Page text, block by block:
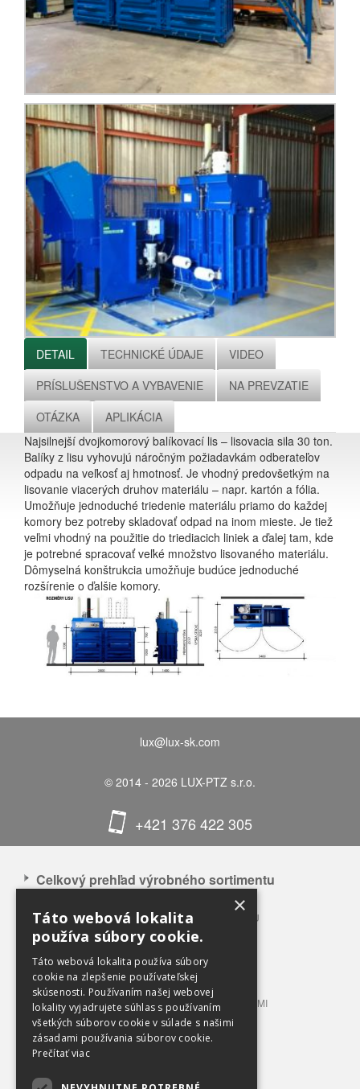
DETAIL TECHNICKÉ ÚDAJE
VIDEO
PRÍSLUŠENSTVO A VYBAVENIE
NA PREVZATIE
OTÁZKA
APLIKÁCIA
Najsilnejší dvojkomorový balíkovací lis – lisovacia sila 30 ton.
Balíky z lisu vyhovujú náročným požiadavkám odberateľov
odpadu na veľkosť aj hmotnosť. Je vhodný predovšetkým na
lisovanie viacerých druhov materiálu – napr. kartón a fólia.
Umožňuje jednoduché triedenie materiálu priamo do každej
komory bez potreby skladovať odpad na inom mieste. Je tiež
veľmi vhodný na použitie do triediacich liniek a ďalej tam, kde
je potrebné spracovať veľké množstvo lisovaného materiálu.
Dômyselná konštrukcia umožňuje budúce jednoduché
rozšírenie o ďalšie komory.
lux@lux-sk.com
© 2014 - 2026 LUX-PTZ s.r.o.
+421 376 422 305
Celkový prehľad výrobného sortimentu
CELKOVÝ PREHĽAD VÝROBNÉHO SORTIMENTU
BALÍKOVACIE LISY 3 – 12 T TLAKU
LISOVACIE KONTAJNERY
STACIONÁRNE LISY S PRÍPOJNÝMI KONTAJNERMI
TRIEDIACE LINKY
PRÍSLUŠENSTVO A VYBAVENIE
OBCHODNÉ PODMIENKY
×
Táto webová lokalita
používa súbory cookie.
Táto webová lokalita používa súbory
cookie na zlepšenie používateľskej
skúsenosti. Používaním našej webovej
lokality vyjadrujete súhlas s používaním
všetkých súborov cookie v súlade s našimi
zásadami používania súborov cookie.
Prečítať viac